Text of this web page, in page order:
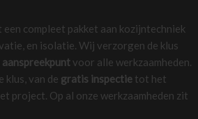
compleet pakket aan kozijntechniek
en isolatie. Wij verzorgen de klus
aanspreekpuntvoor alle werkzaamheden.
klus, van de gratis inspectietot het
project. Op al onze werkzaamheden zit